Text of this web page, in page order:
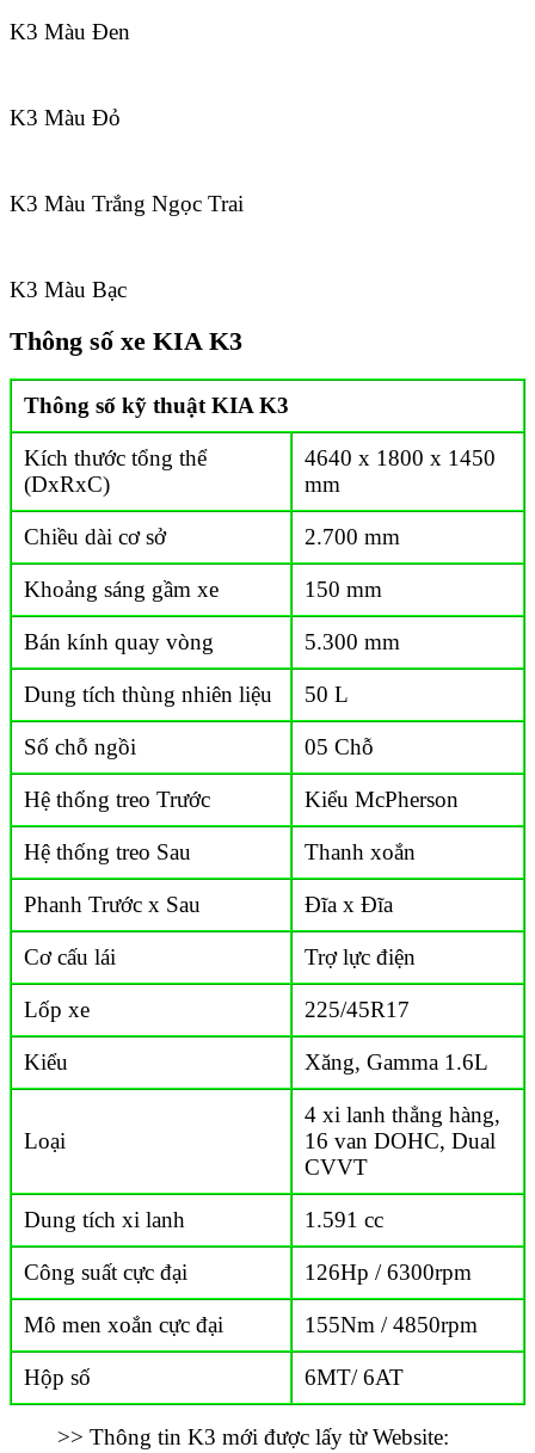
K3 Màu Đen
K3 Màu Đỏ
K3 Màu Trắng Ngọc Trai
K3 Màu Bạc
Thông số xe KIA K3
Thông số kỹ thuật KIA K3
Kích thước tổng thể
(DxRxC)
4640 x 1800 x 1450
mm
Chiều dài cơ sở 2.700 mm
Khoảng sáng gầm xe 150 mm
Bán kính quay vòng 5.300 mm
Dung tích thùng nhiên liệu 50 L
Số chỗ ngồi 05 Chỗ
Hệ thống treo Trước Kiểu McPherson
Hệ thống treo Sau Thanh xoắn
Phanh Trước x Sau Đĩa x Đĩa
Cơ cấu lái Trợ lực điện
Lốp xe 225/45R17
Kiểu Xăng, Gamma 1.6L
Loại
4 xi lanh thẳng hàng,
16 van DOHC, Dual
CVVT
Dung tích xi lanh 1.591 cc
Công suất cực đại 126Hp / 6300rpm
Mô men xoắn cực đại 155Nm / 4850rpm
Hộp số 6MT/ 6AT
>> Thông tin K3 mới được lấy từ Website: